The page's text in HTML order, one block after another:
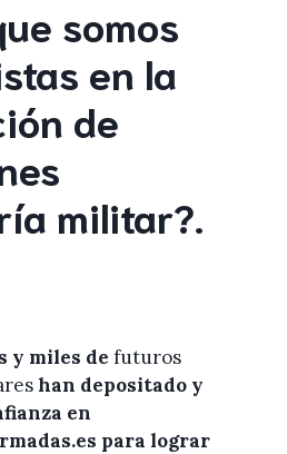
somos
en la
de
militar?.
y miles de futuros
han depositado y
en
para lograr